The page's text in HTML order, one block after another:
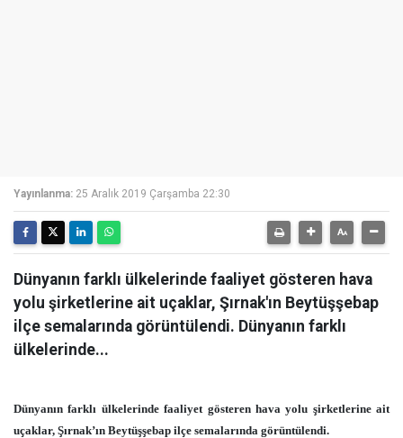
Yayınlanma: 25 Aralık 2019 Çarşamba 22:30
Dünyanın farklı ülkelerinde faaliyet gösteren hava
yolu şirketlerine ait uçaklar, Şırnak'ın Beytüşşebap
ilçe semalarında görüntülendi. Dünyanın farklı
ülkelerinde...
Dünyanın farklı ülkelerinde faaliyet gösteren hava yolu şirketlerine ait
uçaklar, Şırnak’ın Beytüşşebap ilçe semalarında görüntülendi.